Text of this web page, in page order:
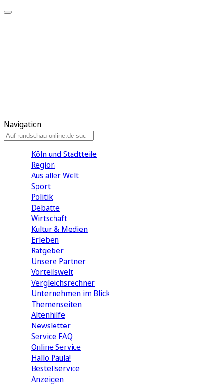
Navigation
Köln und Stadtteile
Region
Aus aller Welt
Sport
Politik
Debatte
Wirtschaft
Kultur & Medien
Erleben
Ratgeber
Unsere Partner
Vorteilswelt
Vergleichsrechner
Unternehmen im Blick
Themenseiten
Altenhilfe
Newsletter
Service FAQ
Online Service
Hallo Paula!
Bestellservice
Anzeigen